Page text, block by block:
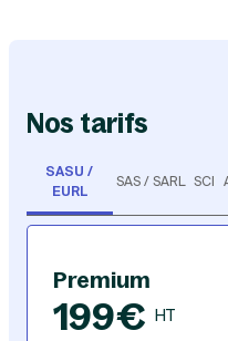
Nos tarifs
SASU /
EURL
SARL
I
Premium
199€ HT